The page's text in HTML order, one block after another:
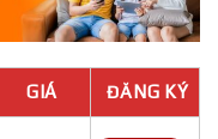
GIÁ ĐĂNG KÝ